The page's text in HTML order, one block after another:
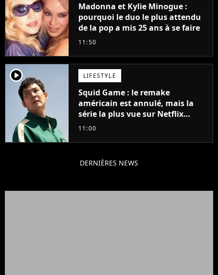
Madonna et Kylie Minogue :
pourquoi le duo le plus attendu
de la pop a mis 25 ans à se faire
11:50
player2 LIFESTYLE
Squid Game : le remake
américain est annulé, mais la
série la plus vue sur Netflix
pourrait avoir une version
11:00
DERNIÈRES NEWS